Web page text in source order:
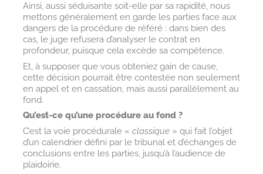
Ainsi, aussi séduisante soit-elle par sa rapidité, nous
mettons généralement en garde les parties face aux
dangers de la procédure de référé : dans bien des
cas, le juge refusera d’analyser le contrat en
profondeur, puisque cela excède sa compétence.
Et, à supposer que vous obteniez gain de cause,
cette décision pourrait être contestée non seulement
en appel et en cassation, mais aussi parallèlement au
fond.
Qu’est-ce qu’une procédure au fond ?
C’est la voie procédurale « classique» qui fait l’objet
d’un calendrier défini par le tribunal et d’échanges de
conclusions entre les parties, jusqu’à l’audience de
plaidoirie.